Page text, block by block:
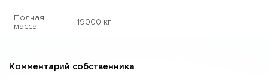
Полная
масса
19000 кг
Комментарий собственника